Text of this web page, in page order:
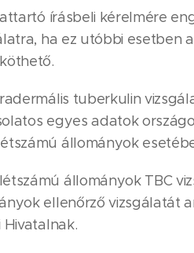
írásbeli kérelmére
ha ez utóbbi esetben
tuberkulin
egyes adatok
állományok
állományok TBC
ellenőrző vizsgálatát
Hivatalnak.